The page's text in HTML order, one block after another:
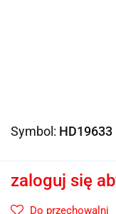
Symbol: HD19633
zaloguj się
Do przechowalni